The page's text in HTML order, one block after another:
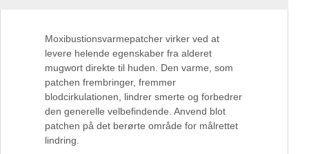
Moxibustionsvarmepatcher virker ved at
levere helende egenskaber fra alderet
mugwort direkte til huden. Den varme, som
patchen frembringer, fremmer
blodcirkulationen, lindrer smerte og forbedrer
den generelle velbefindende. Anvend blot
patchen på det berørte område for målrettet
lindring.